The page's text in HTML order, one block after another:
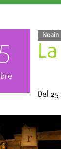
Noain
Del